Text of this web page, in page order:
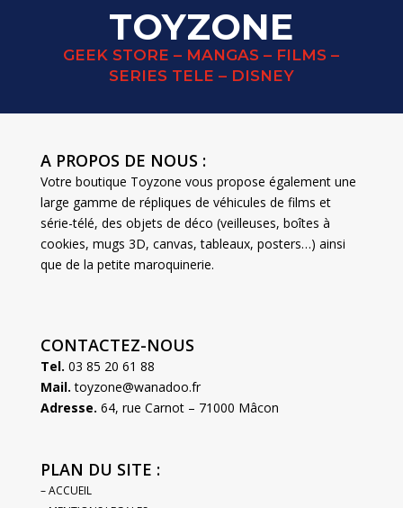
TOYZONE
GEEK STORE – MANGAS – FILMS –
SERIES TELE – DISNEY
A PROPOS DE NOUS :
Votre boutique Toyzone vous propose également une
large gamme de répliques de véhicules de films et
série-télé, des objets de déco (veilleuses, boîtes à
cookies, mugs 3D, canvas, tableaux, posters…) ainsi
que de la petite maroquinerie.
CONTACTEZ-NOUS
Tel. 03 85 20 61 88
Mail. toyzone@wanadoo.fr
Adresse. 64, rue Carnot – 71000 Mâcon
PLAN DU SITE :
– ACCUEIL